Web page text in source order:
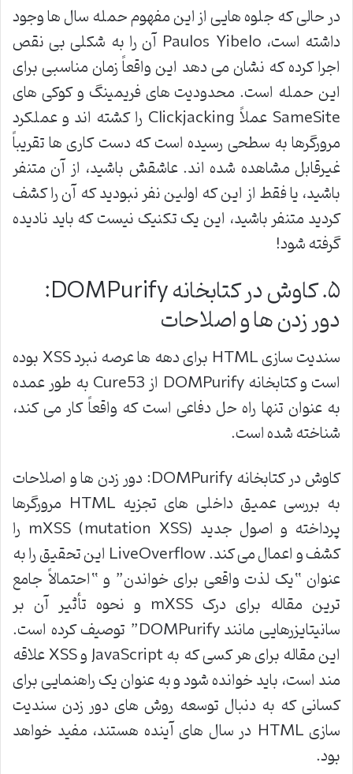
در حالی که جلوه هایی از این مفهوم حمله سال ها وجود
داشته است، Paulos Yibelo آن را به شکلی بی نقص
اجرا کرده که نشان می دهد این واقعاً زمان مناسبی برای
این حمله است. محدودیت های فریمینگ و کوکی های
SameSite عملاً
را کشته اند و عملکرد
مرورگرها به سطحی رسیده است که دست کاری ها تقریباً
غیرقابل مشاهده شده اند. عاشقش باشید، از آن متنفر
باشید، یا فقط از این که اولین نفر نبودید که آن را کشف
کردید متنفر باشید، این یک تکنیک نیست که باید نادیده
گرفته شود!
۵.کاوش در کتابخانه
دور زدن ها و اصلاحات
سندیت سازی برای دهه ها عرصه نبردXSS
بوده
است و کتابخانهDOMPurify از
به طور عمده
به عنوان تنها راه حل دفاعی است که واقعاً کار می کند،
شناخته شده است.
کاوش در کتابخانه
دور زدن ها و اصلاحات
به بررسی عمیق داخلی های تجزیه
مرورگرها
پرداخته و اصول جدید mXSS (mutation XSS) را
کشف و اعمال می کند. LiveOverflow
این تحقیق را به
عنوان “یک لذت واقعی برای خواندن” و “احتمالاً جامع
ترین مقاله برای درک
و نحوه تأثیر آن بر
سانیتایزرهایی مانندDOMPurify”
توصیف کرده است.
این مقاله برای هر کسی که به
وXSS
علاقه
مند است، باید خوانده شود و به عنوان یک راهنمایی برای
کسانی که به دنبال توسعه روش های دور زدن سندیت
سازی
در سال های آینده هستند، مفید خواهد
بود.